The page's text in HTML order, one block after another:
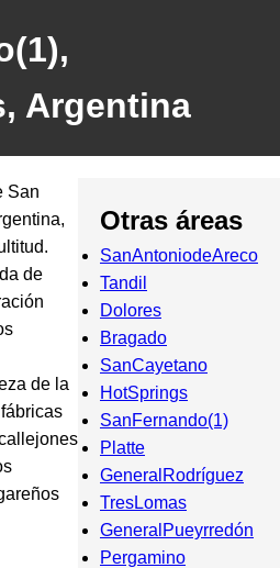
Argentina
San
de
de la
Otras áreas
SanAntoniodeAreco
Tandil
Dolores
Bragado
SanCayetano
HotSprings
SanFernando(1)
Platte
GeneralRodríguez
TresLomas
GeneralPueyrredón
Pergamino